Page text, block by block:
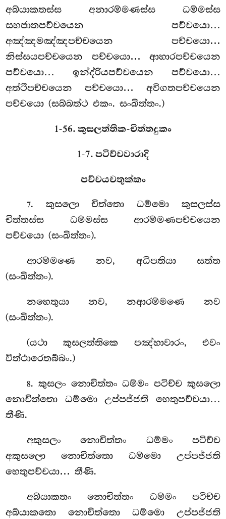
අබ්යාකතස්ස අනාරම්මණස්ස ධම්මස්ස
සහජාතපච්චයෙන පච්චයො…
අඤ්ඤමඤ්ඤපච්චයෙන පච්චයො…
නිස්සයපච්චයෙන පච්චයො… ආහාරපච්චයෙන
පච්චයො… ඉන්ද්රියපච්චයෙන පච්චයො…
අත්ථිපච්චයෙන පච්චයො… අවිගතපච්චයෙන
පච්චයො (සබ්බත්ථ එකං. සංඛිත්තං.)
1-56. කුසලත්තික-චිත්තදුකං
1-7. පටිච්චවාරාදි
පච්චයචතුක්කං
7. කුසලොචිත්තො ධම්මො කුසලස්ස
චිත්තස්ස ධම්මස්ස ආරම්මණපච්චයෙන
පච්චයො (සංඛිත්තං).
ආරම්මණෙ නව, අධිපතියා සත්ත
(සංඛිත්තං).
නහෙතුයා නව, නආරම්මණෙ නව
(සංඛිත්තං).
(යථා කුසලත්තිකෙ පඤ්හාවාරං, එවං
විත්ථාරෙතබ්බං.)
8. කුසලං නොචිත්තං ධම්මං පටිච්ච කුසලො
නොචිත්තො ධම්මො උප්පජ්ජති හෙතුපච්චයා…
තීණි.
අකුසලං නොචිත්තං ධම්මං පටිච්ච
අකුසලො නොචිත්තො ධම්මො උප්පජ්ජති
හෙතුපච්චයා… තීණි.
අබ්යාකතං නොචිත්තං ධම්මං පටිච්ච
අබ්යාකතො නොචිත්තො ධම්මො උප්පජ්ජති